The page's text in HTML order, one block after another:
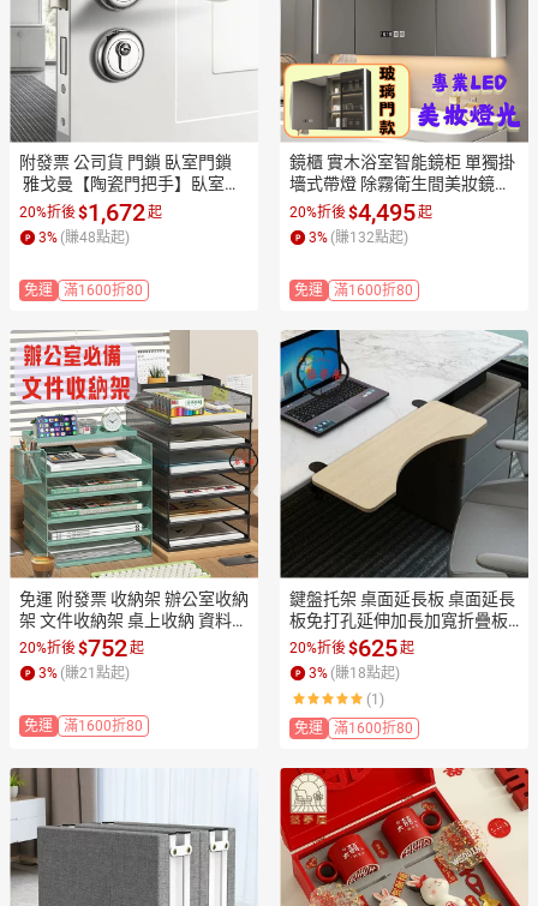
附發票 公司貨 門鎖 臥室門鎖
雅戈曼【陶瓷門把手】臥室實
木門鎖歐式磁吸靜音房門鎖室
內分體鎖
20%折後$1,672起
3% (賺48點起)
免運 滿1600折80
鏡櫃 實木浴室智能鏡柜 單獨掛
墻式帶燈 除霧衛生間美妝鏡子
置物柜 帶收納 店長優選 免運
開立發票 全館8折 特惠/快速出
貨Z0911
20%折後$4,495起
3% (賺132點起)
免運 滿1600折80
免運 附發票 收納架 辦公室收納
架 文件收納架 桌上收納 資料收
納 簡約置物架 辦公桌面書本整
理收納 書架 多層大容量 A4文
件整理 高顏值店長優選
20%折後$752起
3% (賺21 點起)
免運 滿1600折80
鍵盤托架 桌面延長板 桌面延長
板免打孔延伸加長加寬折疊板
鍵盤支架電腦桌子側面托架 免
運 開立發票 工廠直銷 售後保障
z5520
20%折後$625起
3% (賺18點起)
(1)
免運
滿1600折80